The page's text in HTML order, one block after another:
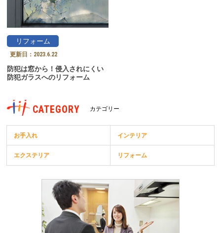
リフォーム
更新日： 2023.6.22
防犯は窓から！侵入されにくい
防犯ガラスへのリフォーム
CATEGORY カテゴリー
お手入れ インテリア
エクステリア リフォーム